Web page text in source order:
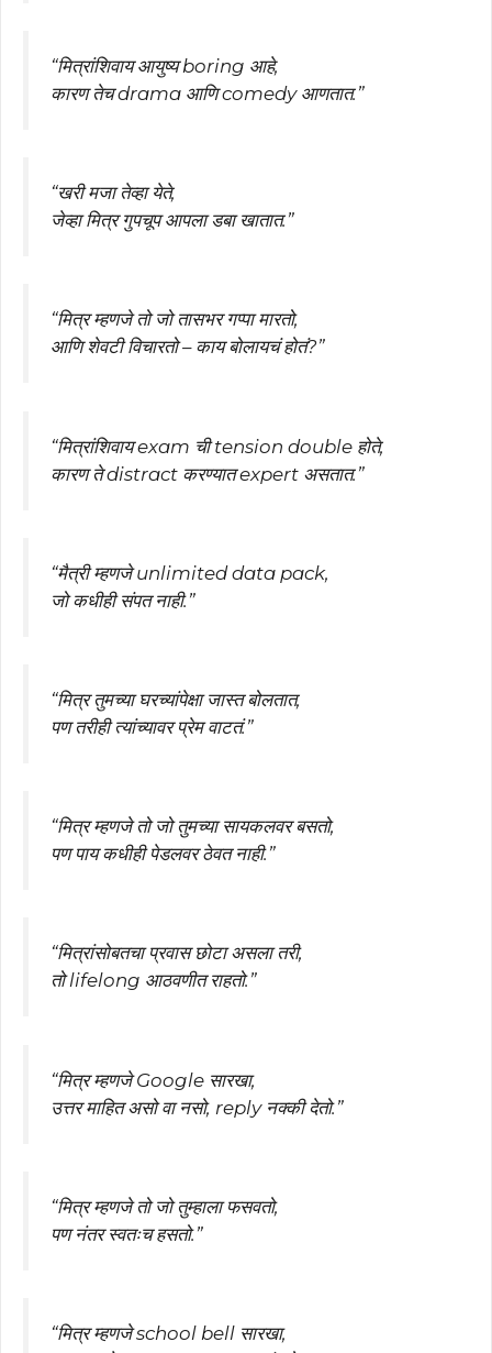
“मित्रांशिवाय आयुष्य boring आहे,
कारण तेच drama आणि comedy आणतात.”
“खरी मजा तेव्हा येते,
जेव्हा मित्र गुपचूप आपला डबा खातात.”
“मित्र म्हणजे तो जो तासभर गप्पा मारतो,
आणि शेवटी विचारतो – काय बोलायचं होतं?”
“मित्रांशिवाय exam ची tension double होते,
कारण ते distract करण्यात expert असतात.”
“मैत्री म्हणजे unlimited data pack,
जो कधीही संपत नाही.”
“मित्र तुमच्या घरच्यांपेक्षा जास्त बोलतात,
पण तरीही त्यांच्यावर प्रेम वाटतं.”
“मित्र म्हणजे तो जो तुमच्या सायकलवर बसतो,
पण पाय कधीही पेडलवर ठेवत नाही.”
“मित्रांसोबतचा प्रवास छोटा असला तरी,
तो lifelong आठवणीत राहतो.”
“मित्र म्हणजे Google सारखा,
उत्तर माहित असो वा नसो, reply नक्की देतो.”
“मित्र म्हणजे तो जो तुम्हाला फसवतो,
पण नंतर स्वतःच हसतो.”
“मित्र म्हणजे school bell सारखा,